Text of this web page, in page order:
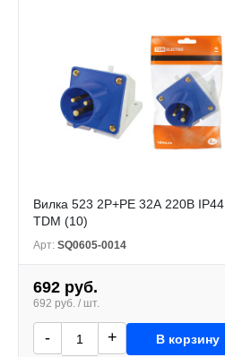
Вилка 523 2Р+РЕ 32А 220В IP44
TDM (10)
Арт: SQ0605-0014
692 руб.
692 руб. / шт.
- + В корзину